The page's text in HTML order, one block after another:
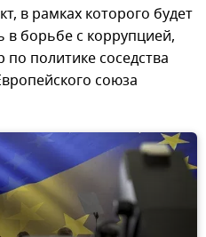
в рамках которого будет
борьбе с коррупцией,
по политике соседства
союза